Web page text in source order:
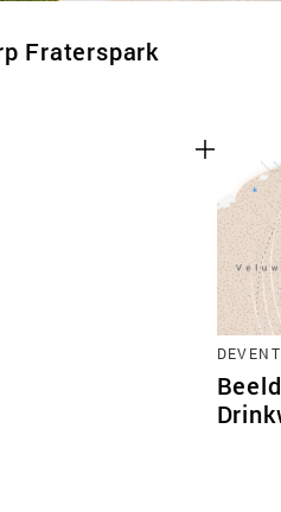
Fraterspark